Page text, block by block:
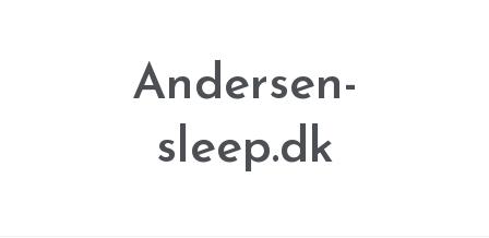
Andersen-
sleep.dk